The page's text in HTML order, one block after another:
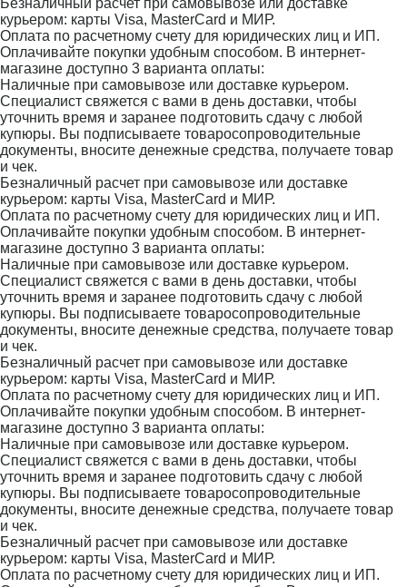
курьером: карты Visa, MasterCard и МИР.
Оплата по расчетному счету для юридических лиц и ИП.
Оплачивайте покупки удобным способом. В интернет-
магазине доступно 3 варианта оплаты:
Наличные при самовывозе или доставке курьером.
Специалист свяжется с вами в день доставки, чтобы
уточнить время и заранее подготовить сдачу с любой
купюры. Вы подписываете товаросопроводительные
документы, вносите денежные средства, получаете товар
и чек.
Безналичный расчет при самовывозе или доставке
курьером: карты Visa, MasterCard и МИР.
Оплата по расчетному счету для юридических лиц и ИП.
Оплачивайте покупки удобным способом. В интернет-
магазине доступно 3 варианта оплаты:
Наличные при самовывозе или доставке курьером.
Специалист свяжется с вами в день доставки, чтобы
уточнить время и заранее подготовить сдачу с любой
купюры. Вы подписываете товаросопроводительные
документы, вносите денежные средства, получаете товар
и чек.
Безналичный расчет при самовывозе или доставке
курьером: карты Visa, MasterCard и МИР.
Оплата по расчетному счету для юридических лиц и ИП.
Оплачивайте покупки удобным способом. В интернет-
магазине доступно 3 варианта оплаты:
Наличные при самовывозе или доставке курьером.
Специалист свяжется с вами в день доставки, чтобы
уточнить время и заранее подготовить сдачу с любой
купюры. Вы подписываете товаросопроводительные
документы, вносите денежные средства, получаете товар
и чек.
Безналичный расчет при самовывозе или доставке
курьером: карты Visa, MasterCard и МИР.
Оплата по расчетному счету для юридических лиц и ИП.